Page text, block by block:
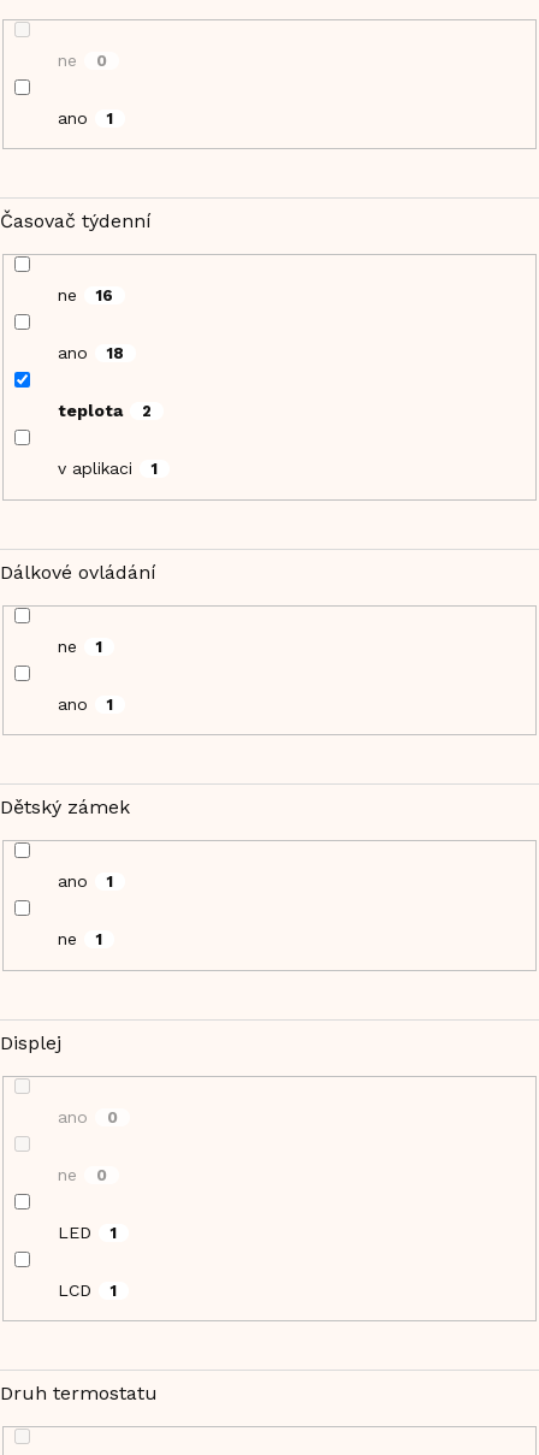
ne 0
ano 1
Časovač týdenní
ne 16
ano 18
teplota 2
v aplikaci 1
Dálkové ovládání
ne 1
ano 1
Dětský zámek
ano 1
ne 1
Displej
ano 0
ne 0
LED 1
LCD 1
Druh termostatu